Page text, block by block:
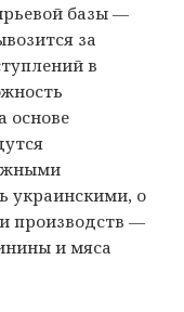
базы —
за
в
основе
украинскими, о
производств —
и мяса